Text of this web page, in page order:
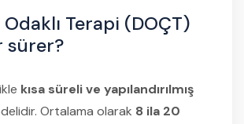
Terapi (DOÇT)
sürer?
kısa süreli ve yapılandırılmış
Ortalama olarak 8 ila 20